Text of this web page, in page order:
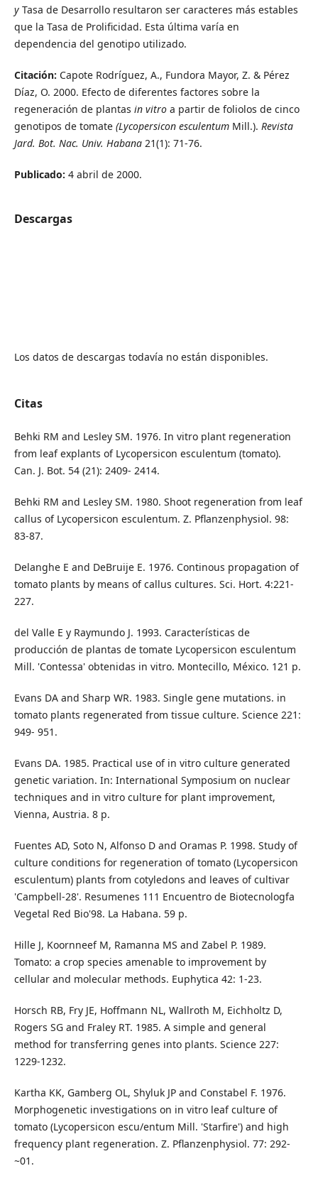
y Tasa de Desarrollo resultaron ser caracteres más estables
que la Tasa de Prolificidad. Esta última varía en
dependencia del genotipo utilizado.
Citación: Capote Rodríguez, A., Fundora Mayor, Z. & Pérez
Díaz, O. 2000. Efecto de diferentes factores sobre la
regeneración de plantas in vitro a partir de foliolos de cinco
genotipos de tomate (Lycopersicon esculentum Mill.). Revista
Jard. Bot. Nac. Univ. Habana 21(1): 71-76.
Publicado: 4 abril de 2000.
Descargas
Los datos de descargas todavía no están disponibles.
Citas
Behki RM and Lesley SM. 1976. In vitro plant regeneration
from leaf explants of Lycopersicon esculentum (tomato).
Can. J. Bot. 54 (21): 2409- 2414.
Behki RM and Lesley SM. 1980. Shoot regeneration from leaf
callus of Lycopersicon esculentum. Z. Pflanzenphysiol. 98:
83-87.
Delanghe E and DeBruije E. 1976. Continous propagation of
tomato plants by means of callus cultures. Sci. Hort. 4:221-
227.
del Valle E y Raymundo J. 1993. Características de
producción de plantas de tomate Lycopersicon esculentum
Mill. 'Contessa' obtenidas in vitro. Montecillo, México. 121 p.
Evans DA and Sharp WR. 1983. Single gene mutations. in
tomato plants regenerated from tissue culture. Science 221:
949- 951.
Evans DA. 1985. Practical use of in vitro culture generated
genetic variation. In: International Symposium on nuclear
techniques and in vitro culture for plant improvement,
Vienna, Austria. 8 p.
Fuentes AD, Soto N, Alfonso D and Oramas P. 1998. Study of
culture conditions for regeneration of tomato (Lycopersicon
esculentum) plants from cotyledons and leaves of cultivar
'Campbell-28'. Resumenes 111 Encuentro de Biotecnologfa
Vegetal Red Bio'98. La Habana. 59 p.
Hille J, Koornneef M, Ramanna MS and Zabel P. 1989.
Tomato: a crop species amenable to improvement by
cellular and molecular methods. Euphytica 42: 1-23.
Horsch RB, Fry JE, Hoffmann NL, Wallroth M, Eichholtz D,
Rogers SG and Fraley RT. 1985. A simple and general
method for transferring genes into plants. Science 227:
1229-1232.
Kartha KK, Gamberg OL, Shyluk JP and Constabel F. 1976.
Morphogenetic investigations on in vitro leaf culture of
tomato (Lycopersicon escu/entum Mill. 'Starfire') and high
frequency plant regeneration. Z. Pflanzenphysiol. 77: 292-
~01.